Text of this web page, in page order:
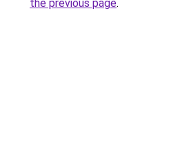
the previous page.